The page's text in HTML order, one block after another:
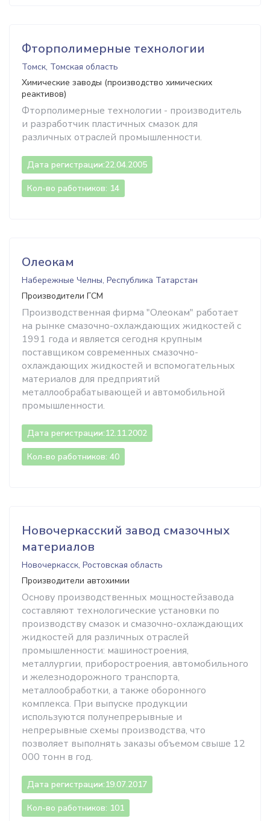
Фторполимерные технологии
Томск, Томская область
Химические заводы (производство химических
реактивов)
Фторполимерные технологии - производитель
и разработчик пластичных смазок для
различных отраслей промышленности.
Дата регистрации:22.04.2005
Кол-во работников: 14
Олеокам
Набережные Челны, Республика Татарстан
Производители ГСМ
Производственная фирма "Олеокам" работает
на рынке смазочно-охлаждающих жидкостей с
1991 года и является сегодня крупным
поставщиком современных смазочно-
охлаждающих жидкостей и вспомогательных
материалов для предприятий
металлообрабатывающей и автомобильной
промышленности.
Дата регистрации:12.11.2002
Кол-во работников: 40
Новочеркасский завод смазочных
материалов
Новочеркасск, Ростовская область
Производители автохимии
Основу производственных мощностейзавода
составляют технологические установки по
производству смазок и смазочно-охлаждающих
жидкостей для различных отраслей
промышленности: машиностроения,
металлургии, приборостроения, автомобильного
и железнодорожного транспорта,
металлообработки, а также оборонного
комплекса. При выпуске продукции
используются полунепрерывные и
непрерывные схемы производства, что
позволяет выполнять заказы объемом свыше 12
000 тонн в год.
Дата регистрации:19.07.2017
Кол-во работников: 101